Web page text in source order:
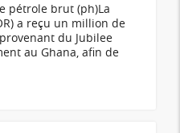
pétrole brut (ph)La
a reçu un million de
du Jubilee
au Ghana, afin de